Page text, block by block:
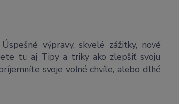
výpravy, skvelé zážitky, nové
tu aj Tipy a triky ako zlepšiť svoju
svoje voľné chvíle, alebo dlhé